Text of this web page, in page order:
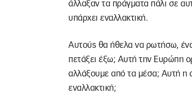
άλλαξαν τα πράγματα πάλι σε
υπάρχει εναλλακτική.
Αυτούς θα ήθελα να ρωτήσω,
πετάξει έξω; Αυτή την Ευρώπη
αλλάξουμε από τα μέσα; Αυτή η
εναλλακτική;